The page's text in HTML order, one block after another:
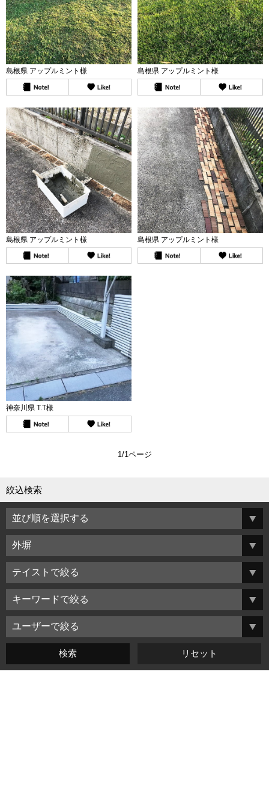
島根県 アップルミント様 島根県 アップルミント様
島根県 アップルミント様 島根県 アップルミント様
神奈川県 T.T様
1/1ページ
絞込検索